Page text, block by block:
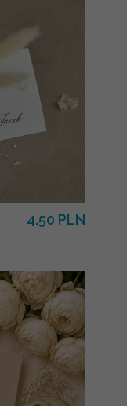
4.50 PLN